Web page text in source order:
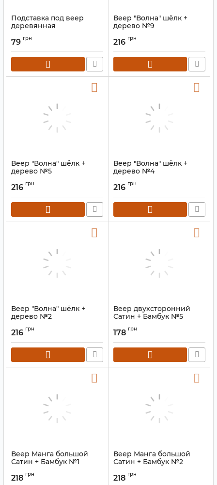
Подставка под веер
деревянная
79 грн
Веер "Волна" шёлк +
дерево №9
216 грн
Веер "Волна" шёлк +
дерево №5
216 грн
Веер "Волна" шёлк +
дерево №4
216 грн
Веер "Волна" шёлк +
дерево №2
216 грн
Веер двухсторонний
Сатин + Бамбук №5
178 грн
Веер Манга большой
Сатин + Бамбук №1
218 грн
Веер Манга большой
Сатин + Бамбук №2
218 грн